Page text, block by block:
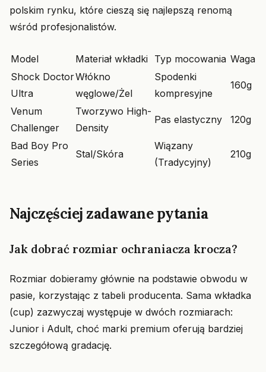
polskim rynku, które cieszą się najlepszą renomą
wśród profesjonalistów.
Model Materiał wkładki Typ mocowania Waga
Shock Doctor
Ultra
Włókno
węglowe/Żel
Spodenki
kompresyjne
160g
Venum
Challenger
Tworzywo High-
Density
Pas elastyczny 120g
Bad Boy Pro
Series
Stal/Skóra
Wiązany
(Tradycyjny)
210g
Najczęściej zadawane pytania
Jak dobrać rozmiar ochraniacza krocza?
Rozmiar dobieramy głównie na podstawie obwodu w
pasie, korzystając z tabeli producenta. Sama wkładka
(cup) zazwyczaj występuje w dwóch rozmiarach:
Junior i Adult, choć marki premium oferują bardziej
szczegółową gradację.